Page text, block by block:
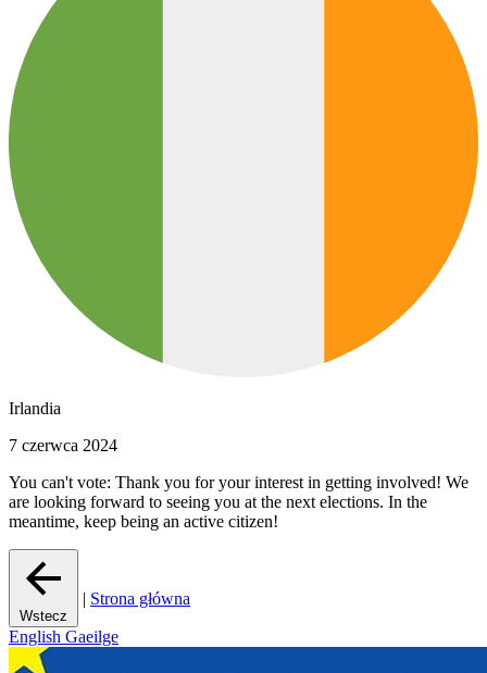
Irlandia
7 czerwca 2024
You can't vote: Thank you for your interest in getting involved! We
are looking forward to seeing you at the next elections. In the
meantime, keep being an active citizen!
Wstecz
| Strona główna
English Gaeilge